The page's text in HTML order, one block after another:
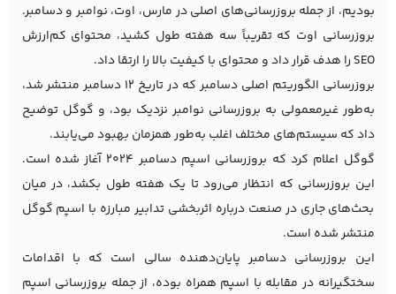
بودیم، از جمله بروزرسانی‌های اصلی در مارس، اوت، نوامبر و دسامبر.
بروزرسانی اوت که تقریباً سه هفته طول کشید، محتوای کم‌ارزش
SEO را هدف قرار داد و محتوای با کیفیت بالا را ارتقا داد.
بروزرسانی الگوریتم اصلی دسامبر که در تاریخ 12 دسامبر منتشر شد،
به‌طور غیرمعمولی به بروزرسانی نوامبر نزدیک بود، و گوگل توضیح
داد که سیستم‌های مختلف اغلب به‌طور همزمان بهبود می‌یابند.
گوگل اعلام کرد که بروزرسانی اسپم دسامبر 2024 آغاز شده است.
این بروزرسانی که انتظار می‌رود تا یک هفته طول بکشد، در میان
بحث‌های جاری در صنعت درباره اثربخشی تدابیر مبارزه با اسپم گوگل
منتشر شده است.
این بروزرسانی دسامبر پایان‌دهنده سالی است که با اقدامات
سختگیرانه در مقابله با اسپم همراه بوده، از جمله بروزرسانی اسپم